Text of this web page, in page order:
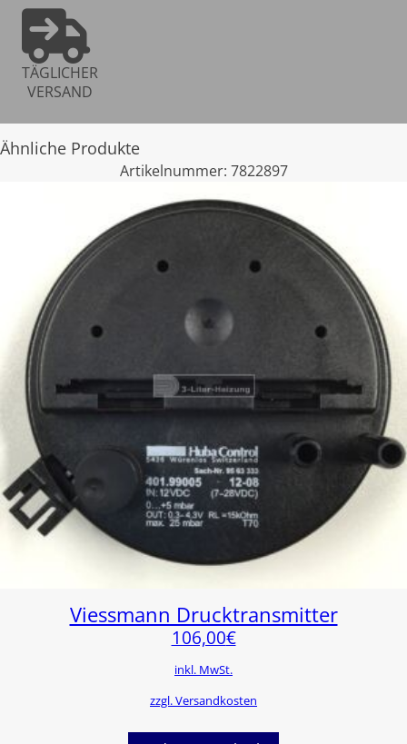
TÄGLICHER
VERSAND
Ähnliche Produkte
Artikelnummer: 7822897
Viessmann Drucktransmitter
106,00€
inkl. MwSt.
zzgl. Versandkosten